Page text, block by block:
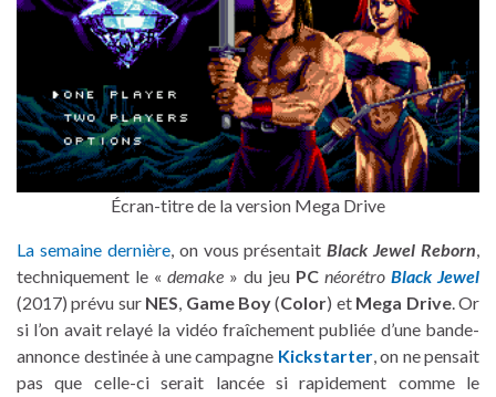
Écran-titre de la version Mega Drive
La semaine dernière, on vous présentaitBlack Jewel Reborn,
techniquement le « demake » du jeu PC néorétro Black Jewel
(2017) prévu sur NES, Game Boy(Color) et Mega Drive. Or
si l’on avait relayé la vidéo fraîchement publiée d’une bande-
annonce destinée à une campagne Kickstarter, on ne pensait
pas que celle-ci serait lancée si rapidement comme le